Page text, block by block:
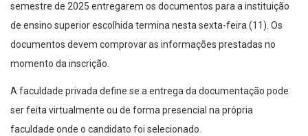
semestre de 2025 entregarem os documentos para a instituição
de ensino superior escolhida termina nesta sexta-feira (11). Os
documentos devem comprovar as informações prestadas no
momento da inscrição.
A faculdade privada define se a entrega da documentação pode
ser feita virtualmente ou de forma presencial na própria
faculdade onde o candidato foi selecionado.